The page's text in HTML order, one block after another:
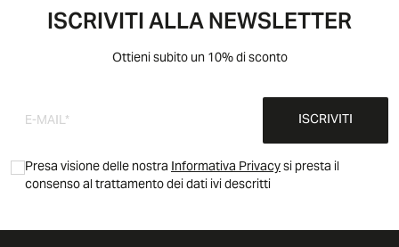
ISCRIVITI ALLA NEWSLETTER
Ottieni subito un 10% di sconto
ISCRIVITI
Presa visione delle nostraInformativa Privacysi presta il
consenso al trattamento dei dati ivi descritti